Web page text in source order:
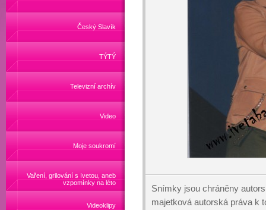
Český Slavík
TÝTÝ
Televizní archív
Video
Moje soukromí
Vaření, grilování s Ivetou, aneb
vzpomínky na léto
Videoklipy
Snímky jsou chráněny
majetková autorská práva k